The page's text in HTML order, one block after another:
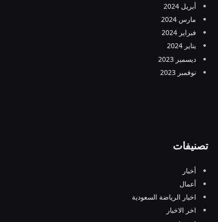
أبريل 2024
مارس 2024
فبراير 2024
يناير 2024
ديسمبر 2023
نوفمبر 2023
تصنيفات
أخبار
أعمال
اخبار الرياضة السعودية
اخر الاخبار